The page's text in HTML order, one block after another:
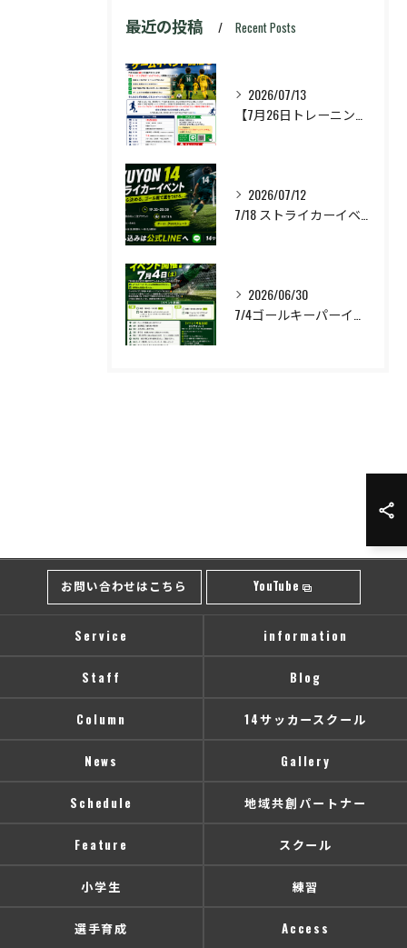
最近の投稿 Recent Posts
2026/07/13
2026/07/12
2026/06/30
お問い合わせはこちら YouTube
Service information
Staff Blog
Column 14サッカースクール
News Gallery
Schedule 地域共創パートナー
Feature スクール
小学生 練習
選手育成 Access